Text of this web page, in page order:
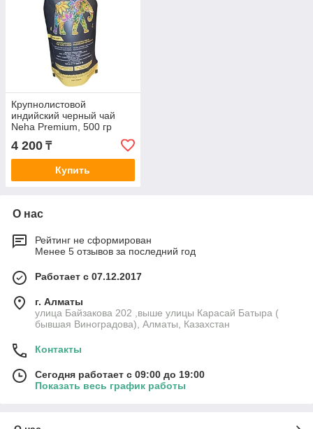
Крупнолистовой
индийский черный чай
Neha Premium, 500 гр
4 200 ₸
Купить
О нас
Рейтинг не сформирован
Менее 5 отзывов за последний год
Работает с 07.12.2017
г. Алматы
улица Байзакова 202 ,выше улицы Карасай Батыра (
бывшая Виноградова), Алматы, Казахстан
Контакты
Сегодня работает с 09:00 до 19:00
Показать весь график работы